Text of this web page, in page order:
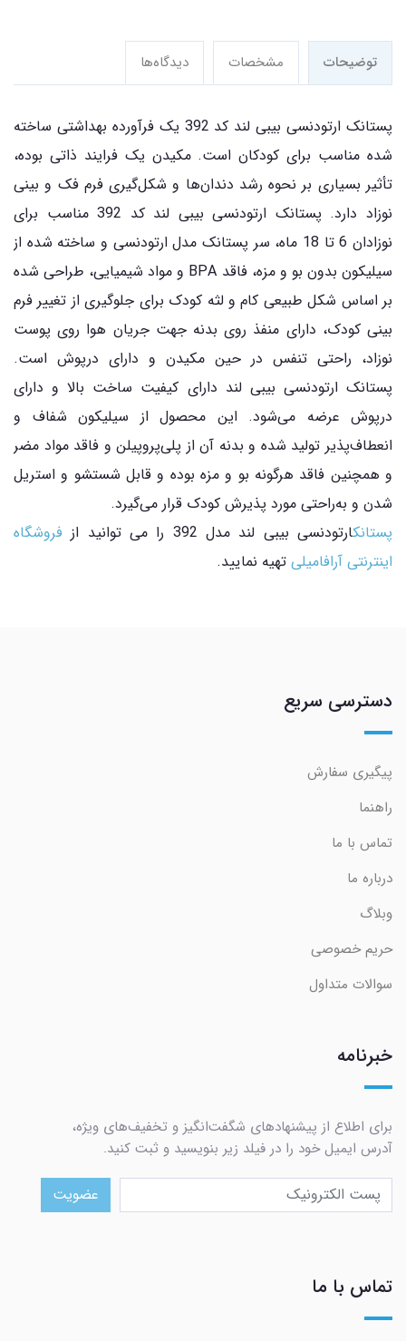
توضیحات مشخصات دیدگاه‌ها
پستانک ارتودنسی بیبی لند کد 392 یک فرآورده بهداشتی ساخته
شده مناسب برای کودکان است. مکیدن یک فرایند ذاتی بوده،
تأثیر بسیاری بر نحوه رشد دندان‌ها و شکل‌گیری فرم فک و بینی
نوزاد دارد. پستانک ارتودنسی بیبی لند کد 392 مناسب برای
نوزادان 6 تا 18 ماه، سر پستانک مدل ارتودنسی و ساخته شده از
سیلیکون بدون بو و مزه، فاقد BPA و مواد شیمیایی، طراحی شده
بر اساس شکل طبیعی کام و لثه کودک برای جلوگیری از تغییر فرم
بینی کودک، دارای منفذ روی بدنه جهت جریان هوا روی پوست
نوزاد، راحتی تنفس در حین مکیدن و دارای درپوش است.
پستانک ارتودنسی بیبی لند دارای کیفیت ساخت بالا و دارای
درپوش عرضه می‌شود. این محصول از سیلیکون شفاف و
انعطاف‌پذیر تولید شده و بدنه آن از پلی‌پروپیلن و فاقد مواد مضر
و همچنین فاقد هرگونه بو و مزه بوده و قابل شستشو و استریل
شدن و به‌راحتی مورد پذیرش کودک قرار می‌گیرد.
پستانکارتودنسی بیبی لند مدل 392 را می توانید از
فروشگاه
اینترنتی آرافامیلی تهیه نمایید.
دسترسی سریع
پیگیری سفارش
راهنما
تماس با ما
درباره ما
وبلاگ
حریم خصوصی
سوالات متداول
خبرنامه
برای اطلاع از پیشنهادهای شگفت‌انگیز و تخفیف‌های ویژه،
آدرس ایمیل خود را در فیلد زیر بنویسید و ثبت کنید.
عضویت
تماس با ما